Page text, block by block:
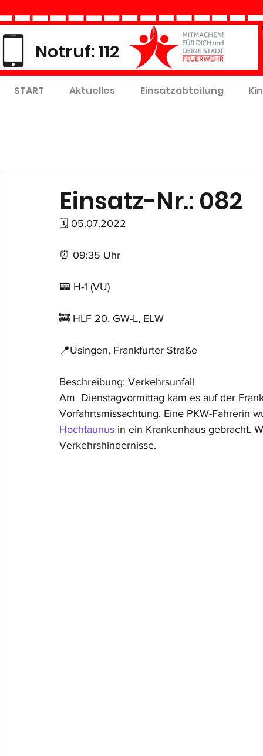
Notruf: 112
START Aktuelles Einsatzabteilung
Einsatz-Nr.: 082
🗓 05.07.2022
⏰ 09:35 Uhr
📟 H-1 (VU)
🚒 HLF 20, GW-L, ELW
📍Usingen, Frankfurter Straße
Beschreibung: Verkehrsunfall
Am  Dienstagvormittag kam es auf der
Vorfahrtsmissachtung. Eine PKW-Fahrerin
Hochtaunus in ein Krankenhaus gebracht.
Verkehrshindernisse.